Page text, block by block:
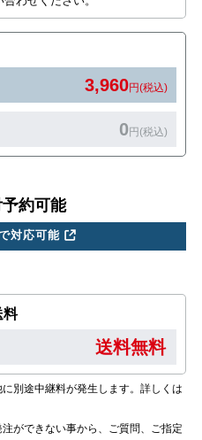
3,960円(税込)
0円(税込)
約可能
対応可能
料
送料無料
別途中継料が発生します。詳しくは
ができない事から、ご質問、ご指定